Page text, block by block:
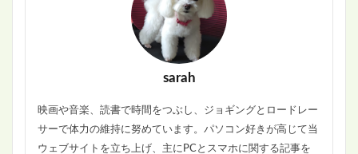
sarah
映画や音楽、読書で時間をつぶし、ジョギングとロードレー
サーで体力の維持に努めています。パソコン好きが高じて当
ウェブサイトを立ち上げ、主にPCとスマホに関する記事を